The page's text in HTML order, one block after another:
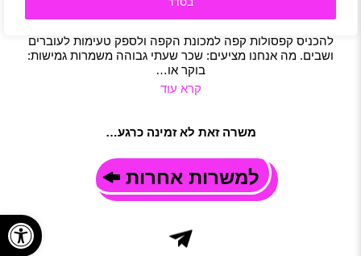
להכניס קפסולות קפה למכונת הקפה ולספק טעימות לעוברים
ושבים. מה אנחנו מציעים: שכר שעתי גבוהה משמרות גמישות:
בוקר או…
קרא עוד
משרה זאת לא זמינה כרגע…
למשרות אחרות